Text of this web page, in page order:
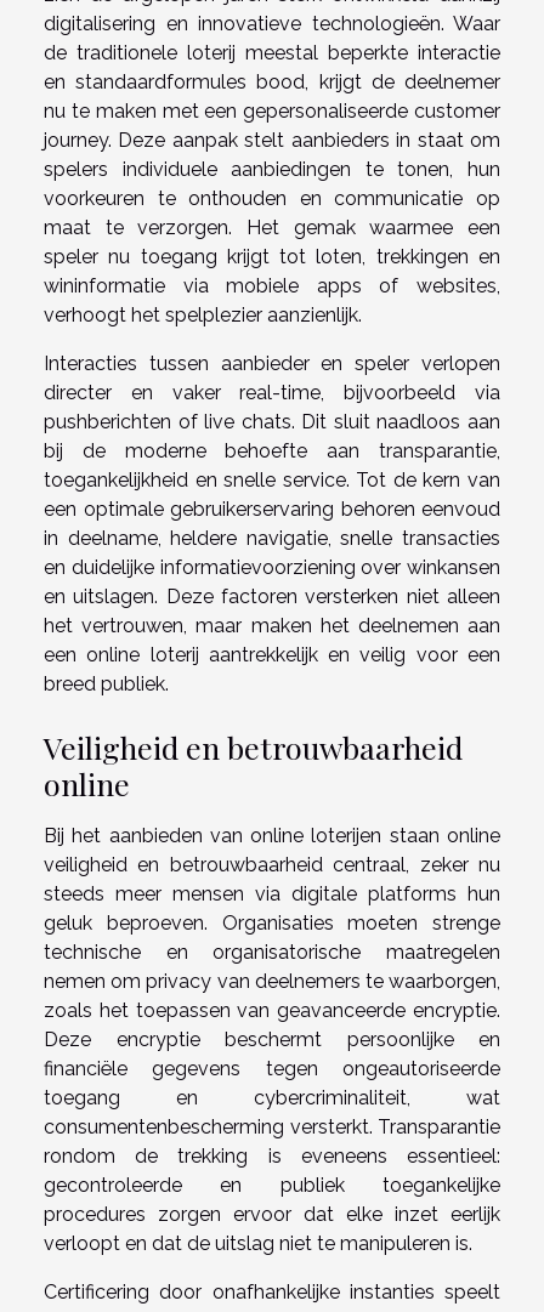
digitalisering en innovatieve technologieën. Waar
de traditionele loterij meestal beperkte interactie
en standaardformules bood, krijgt de deelnemer
nu te maken met een gepersonaliseerde customer
journey. Deze aanpak stelt aanbieders in staat om
spelers individuele aanbiedingen te tonen, hun
voorkeuren te onthouden en communicatie op
maat te verzorgen. Het gemak waarmee een
speler nu toegang krijgt tot loten, trekkingen en
wininformatie via mobiele apps of websites,
verhoogt het spelplezier aanzienlijk.
Interacties tussen aanbieder en speler verlopen
directer en vaker real-time, bijvoorbeeld via
pushberichten of live chats. Dit sluit naadloos aan
bij de moderne behoefte aan transparantie,
toegankelijkheid en snelle service. Tot de kern van
een optimale gebruikerservaring behoren eenvoud
in deelname, heldere navigatie, snelle transacties
en duidelijke informatievoorziening over winkansen
en uitslagen. Deze factoren versterken niet alleen
het vertrouwen, maar maken het deelnemen aan
een online loterij aantrekkelijk en veilig voor een
breed publiek.
Veiligheid en betrouwbaarheid
online
Bij het aanbieden van online loterijen staan online
veiligheid en betrouwbaarheid centraal, zeker nu
steeds meer mensen via digitale platforms hun
geluk beproeven. Organisaties moeten strenge
technische en organisatorische maatregelen
nemen om privacy van deelnemers te waarborgen,
zoals het toepassen van geavanceerde encryptie.
Deze encryptie beschermt persoonlijke en
financiële gegevens tegen ongeautoriseerde
toegang en cybercriminaliteit, wat
consumentenbescherming versterkt. Transparantie
rondom de trekking is eveneens essentieel:
gecontroleerde en publiek toegankelijke
procedures zorgen ervoor dat elke inzet eerlijk
verloopt en dat de uitslag niet te manipuleren is.
Certificering door onafhankelijke instanties speelt